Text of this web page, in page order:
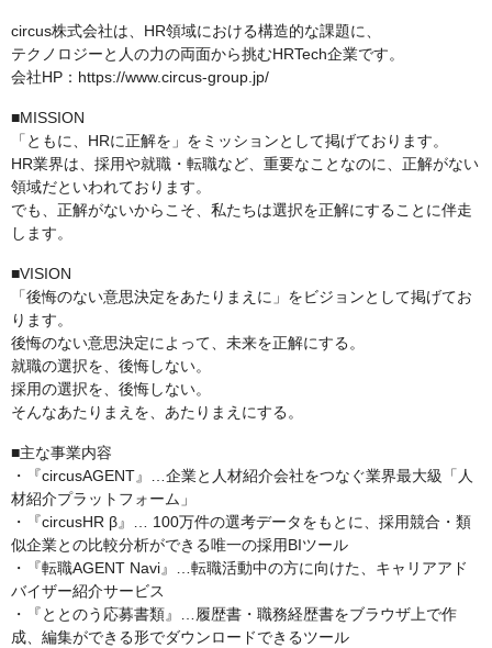
circus株式会社は、HR領域における構造的な課題に、
テクノロジーと人の力の両面から挑むHRTech企業です。
会社HP：https://www.circus-group.jp/
■MISSION
「ともに、HRに正解を」をミッションとして掲げております。
HR業界は、採用や就職・転職など、重要なことなのに、正解がない
領域だといわれております。
でも、正解がないからこそ、私たちは選択を正解にすることに伴走
します。
■VISION
「後悔のない意思決定をあたりまえに」をビジョンとして掲げてお
ります。
後悔のない意思決定によって、未来を正解にする。
就職の選択を、後悔しない。
採用の選択を、後悔しない。
そんなあたりまえを、あたりまえにする。
■主な事業内容
・『circusAGENT』…企業と人材紹介会社をつなぐ業界最大級「人
材紹介プラットフォーム」
・『circusHR β』… 100万件の選考データをもとに、採用競合・類
似企業との比較分析ができる唯一の採用BIツール
・『転職AGENT Navi』…転職活動中の方に向けた、キャリアアド
バイザー紹介サービス
・『ととのう応募書類』…履歴書・職務経歴書をブラウザ上で作
成、編集ができる形でダウンロードできるツール